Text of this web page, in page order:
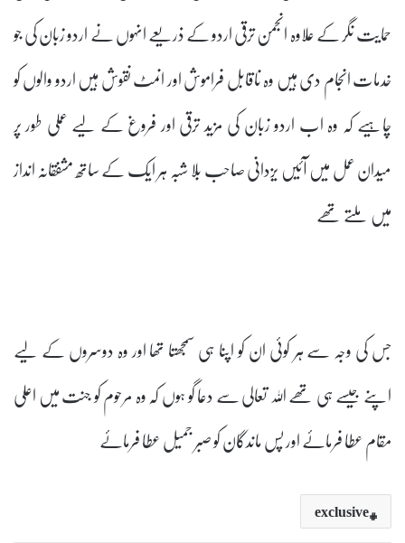
حمایت نگر کے علاوہ انجمن ترقی اردو کے ذریعے انہوں نے اردو زبان کی جو
خدمات انجام دی ہیں وہ ناقابل فراموش اور انمٹ نقوش ہیں اردو والوں کو
چاہیے کہ وہ اب اردو زبان کی مزید ترقی اور فروغ کے لیے عملی طور پر
میدان عمل میں آئیں یزدانی صاحب بلا شبہ ہر ایک کے ساتھ مشفقانہ انداز
میں ملتے تھے
جس کی وجہ سے ہر کوئی ان کو اپنا ہی سمجھتا تھا اور وہ دوسروں کے لیے
اپنے جیسے ہی تھے اللہ تعالی سے دعا گو ہوں کہ وہ مرحوم کو جنت میں اعلی
مقام عطا فرمائے اور پس ماندگان کو صبر جمیل عطا فرمائے
exclusive